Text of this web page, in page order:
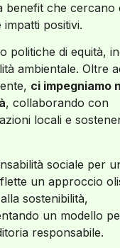
benefit che cercano
impatti positivi.
politiche di equità,
ambientale. Oltre
ci impegniamo
, collaborando con
locali e
sociale per
un approccio
sostenibilità,
un modello
responsabile.